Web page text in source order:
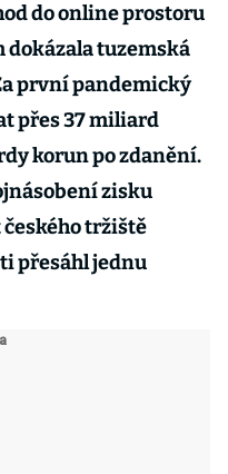
do online prostoru
tuzemská
první pandemický
přes 37 miliard
korun po zdanění.
zisku
tržiště
přesáhl jednu